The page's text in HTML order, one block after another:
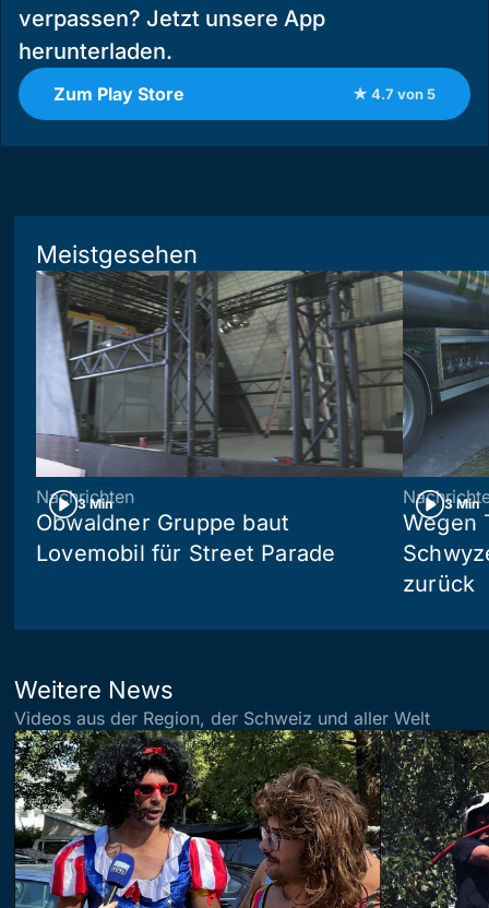
verpassen? Jetzt unsere App
herunterladen.
Zum Play Store ★ 4.7 von 5
Meistgesehen
3 Min
Nachrichten
Obwaldner Gruppe baut
Lovemobil für Street Parade
3 Min
Wegen
zurück
Weitere News
Videos aus der Region, der Schweiz und aller Welt